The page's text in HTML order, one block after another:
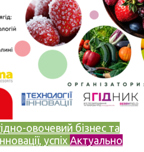
овочевий бізнес та
успіх Актуально